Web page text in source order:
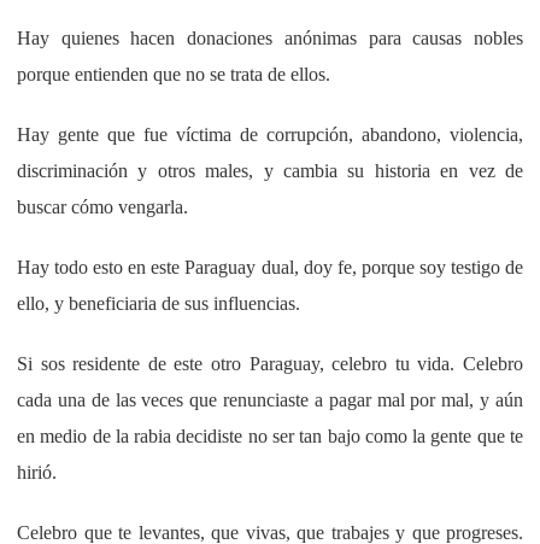
Hay quienes hacen donaciones anónimas para causas nobles
porque entienden que no se trata de ellos.
Hay gente que fue víctima de corrupción, abandono, violencia,
discriminación y otros males, y cambia su historia en vez de
buscar cómo vengarla.
Hay todo esto en este Paraguay dual, doy fe, porque soy testigo de
ello, y beneficiaria de sus influencias.
Si sos residente de este otro Paraguay, celebro tu vida. Celebro
cada una de las veces que renunciaste a pagar mal por mal, y aún
en medio de la rabia decidiste no ser tan bajo como la gente que te
hirió.
Celebro que te levantes, que vivas, que trabajes y que progreses.